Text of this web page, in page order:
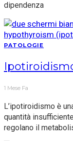
dipendenza
PATOLOGIE
1 Mese Fa
L’ipotiroidismo è
quantità
regolano il